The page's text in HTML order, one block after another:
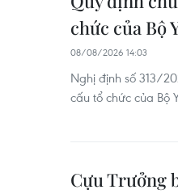
chức của Bộ
08/08/2026 14:03
Nghị định số 313/
cấu tổ chức của Bộ
Cựu Trưởng